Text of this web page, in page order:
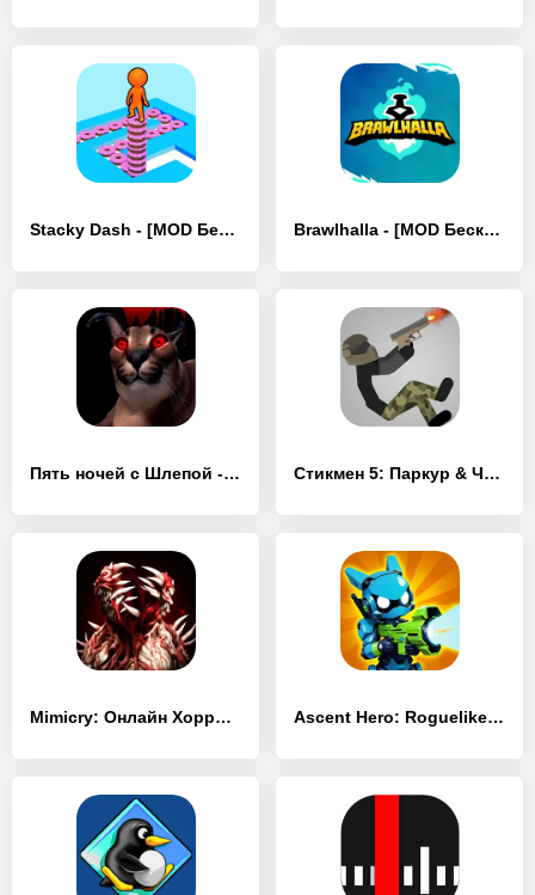
Stacky Dash - [MOD Бесконечные деньги] Brawlhalla - [MOD Бесконечные деньги]
Пять ночей с Шлепой - [MOD Бесконечные деньги] Стикмен 5: Паркур & Человечки - [MOD Бесконечные деньги]
Mimicry: Онлайн Хоррор Экшен - [MOD Бесконечные деньги] Ascent Hero: Roguelike Shooter - [MOD Бесконечные деньги]